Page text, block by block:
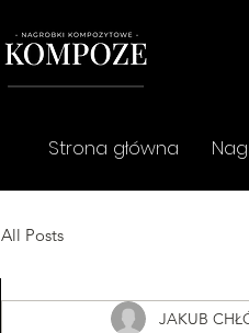
Strona główna
All Posts
JAKUB